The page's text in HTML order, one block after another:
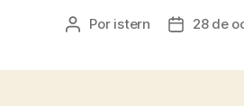
Autor
Por istern
Fecha
28 de